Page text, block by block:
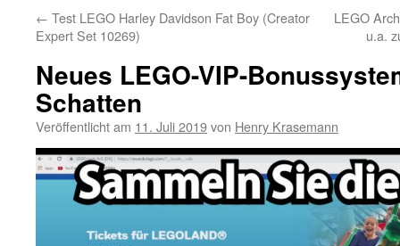
← Test LEGO Harley Davidson Fat Boy (Creator
Expert Set 10269)
LEGO
u.a.
Neues LEGO-VIP-
Schatten
Veröffentlicht am 11. Juli 2019von Henry Krasemann